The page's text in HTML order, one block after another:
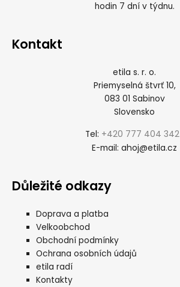
hodin 7 dní v týdnu.
Kontakt
etila s. r. o.
Priemyselná štvrť 10,
083 01 Sabinov
Slovensko
Tel: +420 777 404 342
E-mail: ahoj@etila.cz
Důležité odkazy
Doprava a platba
Velkoobchod
Obchodní podmínky
Ochrana osobních údajů
etila radí
Kontakty